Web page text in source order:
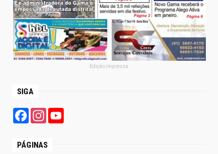
Edição Impressa
SIGA
FacebookInstagram
PÁGINAS